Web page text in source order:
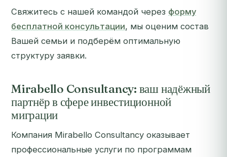
Свяжитесь с нашей командой через форму
бесплатной консультации, мы оценим состав
Вашей семьи и подберём оптимальную
структуру заявки.
Mirabello Consultancy: ваш надёжный
партнёр в сфере инвестиционной
миграции
Компания Mirabello Consultancy оказывает
профессиональные услуги по программам